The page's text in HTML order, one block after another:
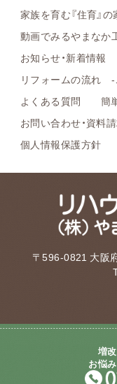
家族を育む『住育』の
動画でみるやまなか
お知らせ・新着情報
リフォームの流れ -
よくある質問
簡
お問い合わせ・資料
個人情報保護方針
〒596-0821 大阪
増
お悩